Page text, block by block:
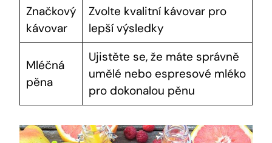
Značkový
kávovar
Zvolte kvalitní kávovar pro
lepší výsledky
Mléčná
pěna
Ujistěte se, že máte správně
umělé nebo espresové mléko
pro dokonalou pěnu